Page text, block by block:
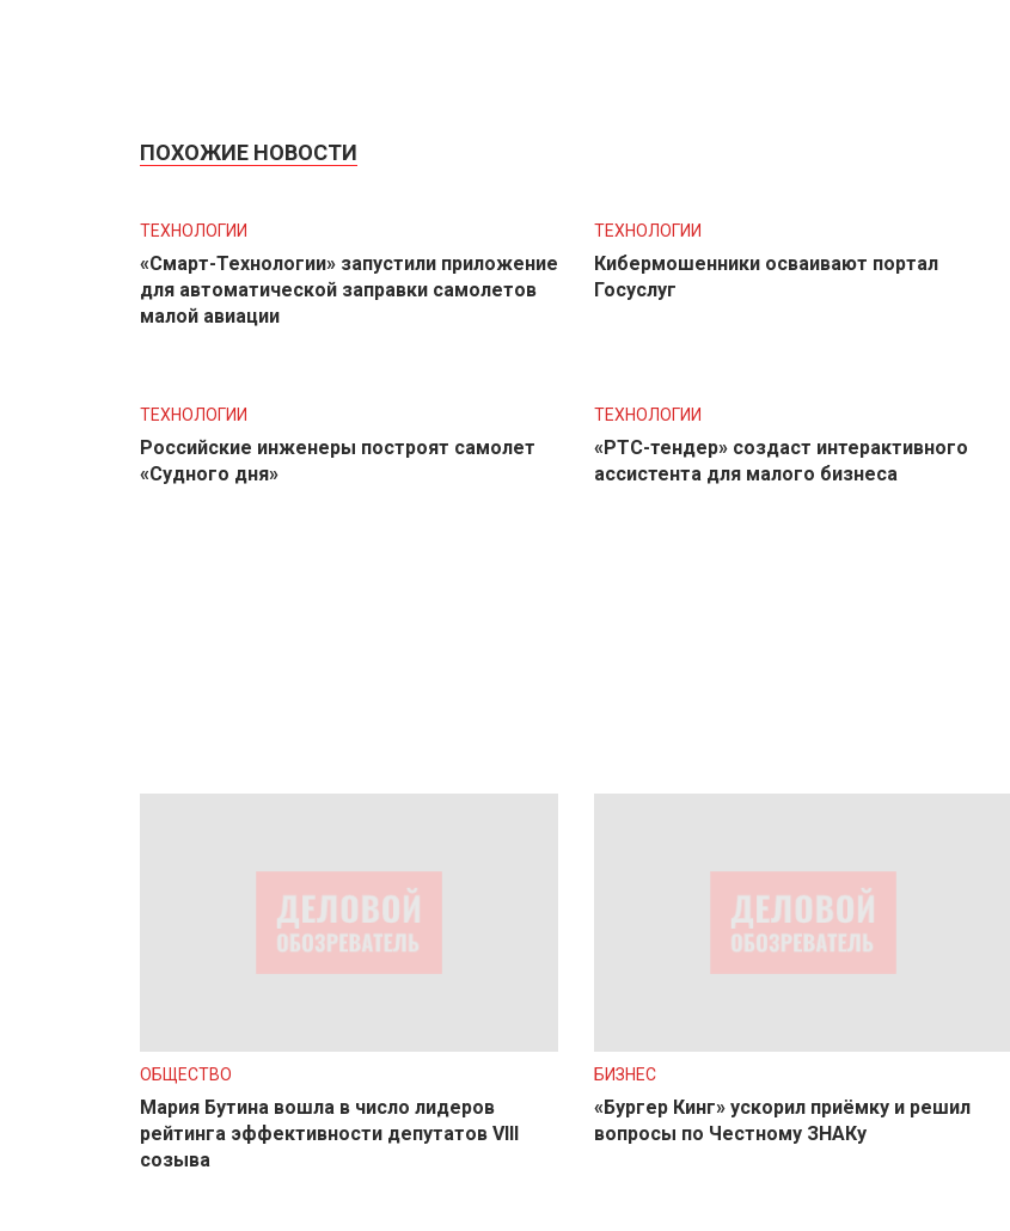
ПОХОЖИЕ НОВОСТИ
ТЕХНОЛОГИИ
«Смарт-Технологии» запустили приложение
для автоматической заправки самолетов
малой авиации
ТЕХНОЛОГИИ
Кибермошенники осваивают портал
Госуслуг
ТЕХНОЛОГИИ
Российские инженеры построят самолет
«Судного дня»
ТЕХНОЛОГИИ
«РТС-тендер» создаст интерактивного
ассистента для малого бизнеса
ОБЩЕСТВО
Мария Бутина вошла в число лидеров
рейтинга эффективности депутатов VIII
созыва
БИЗНЕС
«Бургер Кинг» ускорил приёмку и решил
вопросы по Честному ЗНАКу